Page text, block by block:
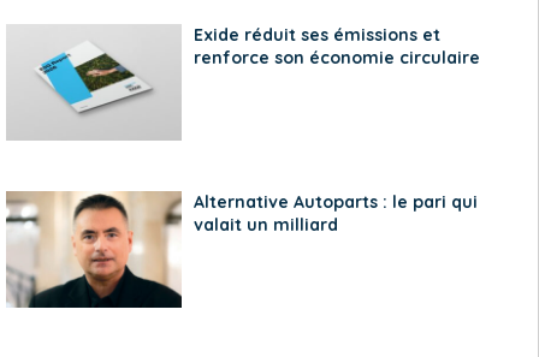
Exide réduit ses émissions et
renforce son économie circulaire
Alternative Autoparts : le pari qui
valait un milliard